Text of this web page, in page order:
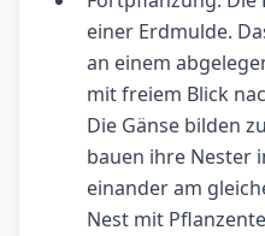
einer Erdmulde.
an einem
mit freiem Blick
Die Gänse bilden
bauen ihre Nester
einander am
Nest mit